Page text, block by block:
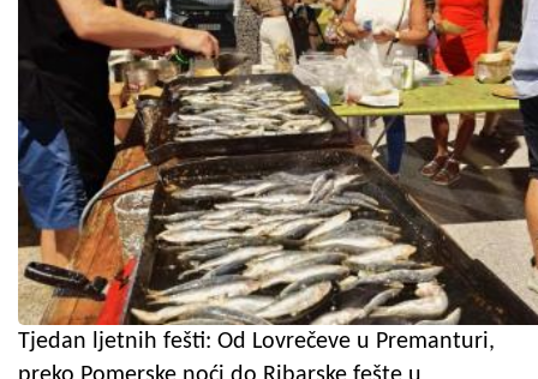
Tjedan ljetnih fešti: Od Lovrečeve u Premanturi,